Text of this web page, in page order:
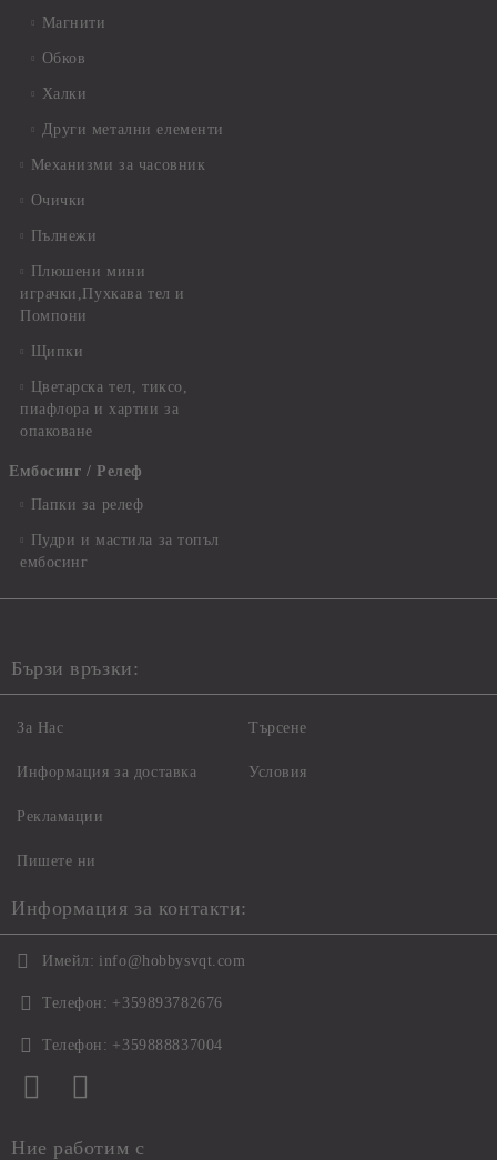
Магнити
Обков
Халки
Други метални елементи
Механизми за часовник
Очички
Пълнежи
Плюшени мини
играчки,Пухкава тел и
Помпони
Щипки
Цветарска тел, тиксо,
пиафлора и хартии за
опаковане
Ембосинг / Релеф
Папки за релеф
Пудри и мастила за топъл
ембосинг
Бързи връзки:
За Нас
Информация за доставка
Рекламации
Пишете ни
Търсене
Условия
Информация за контакти:
Имейл: info@hobbysvqt.com
Телефон: +359893782676
Телефон: +359888837004
Ние работим с